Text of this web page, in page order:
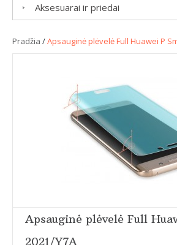
Aksesuarai ir priedai
Pradžia /Apsauginė plėvelė Full Huawei P
Apsauginė plėvelė Full
2021/Y7A